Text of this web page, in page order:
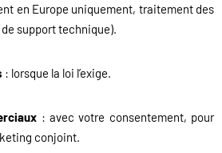
en Europe uniquement, traitement des
support technique).
: lorsque la loi l’exige.
: avec votre consentement, pour
conjoint.